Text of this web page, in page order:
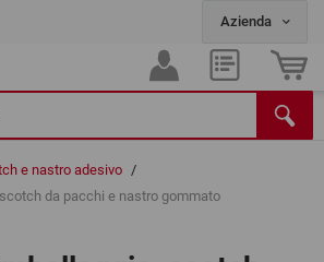
e nastro adesivo /
da pacchi e nastro gommato